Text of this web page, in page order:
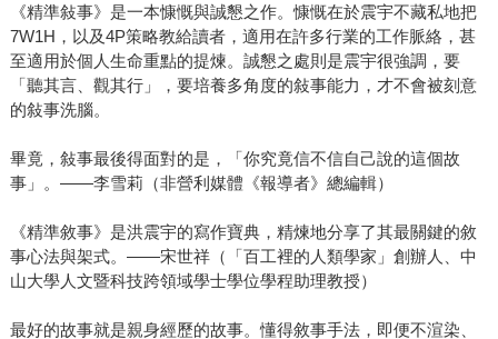
《精準敍事》是一本慷慨與誠懇之作。慷慨在於震宇不藏私地把
7W1H，以及4P策略教給讀者，適用在許多行業的工作脈絡，甚
至適用於個人生命重點的提煉。誠懇之處則是震宇很強調，要
「聽其言、觀其行」，要培養多角度的敍事能力，才不會被刻意
的敍事洗腦。
畢竟，敍事最後得面對的是，「你究竟信不信自己說的這個故
事」。——李雪莉（非營利媒體《報導者》總編輯）
《精準敘事》是洪震宇的寫作寶典，精煉地分享了其最關鍵的敘
事心法與架式。——宋世祥（「百工裡的人類學家」創辦人、中
山大學人文暨科技跨領域學士學位學程助理教授）
最好的故事就是親身經歷的故事。懂得敘事手法，即便不渲染、